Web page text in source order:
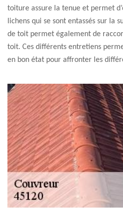
toiture assure la tenue et permet
lichens qui se sont entassés sur la
de toit permet également de
toit. Ces différents entretiens
en bon état pour affronter les